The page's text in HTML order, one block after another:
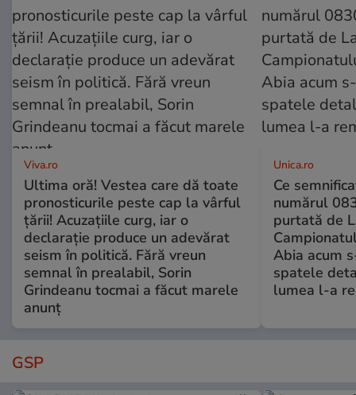
Viva.ro
Ultima oră! Vestea care dă toate
pronosticurile peste cap la vârful
țării! Acuzațiile curg, iar o
declarație produce un adevărat
seism în politică. Fără vreun
semnal în prealabil, Sorin
Grindeanu tocmai a făcut marele
anunț
Unica.ro
Ce
numărul
purtată de
Abia acum
spatele
lumea l-a
GSP